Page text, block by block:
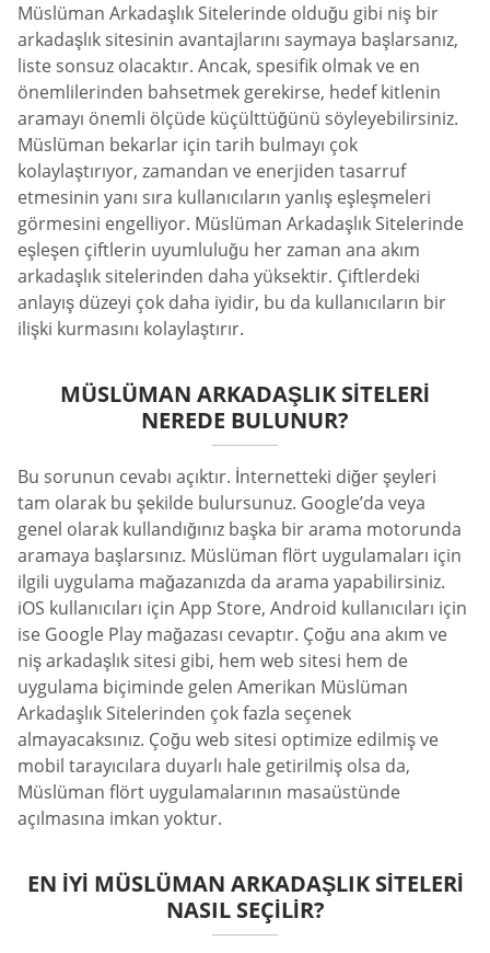
Müslüman Arkadaşlık Sitelerinde olduğu gibi niş bir
arkadaşlık sitesinin avantajlarını saymaya başlarsanız,
liste sonsuz olacaktır. Ancak, spesifik olmak ve en
önemlilerinden bahsetmek gerekirse, hedef kitlenin
aramayı önemli ölçüde küçülttüğünü söyleyebilirsiniz.
Müslüman bekarlar için tarih bulmayı çok
kolaylaştırıyor, zamandan ve enerjiden tasarruf
etmesinin yanı sıra kullanıcıların yanlış eşleşmeleri
görmesini engelliyor. Müslüman Arkadaşlık Sitelerinde
eşleşen çiftlerin uyumluluğu her zaman ana akım
arkadaşlık sitelerinden daha yüksektir. Çiftlerdeki
anlayış düzeyi çok daha iyidir, bu da kullanıcıların bir
ilişki kurmasını kolaylaştırır.
MÜSLÜMAN ARKADAŞLIK SITELERI
NEREDE BULUNUR?
Bu sorunun cevabı açıktır. İnternetteki diğer şeyleri
tam olarak bu şekilde bulursunuz. Google’da veya
genel olarak kullandığınız başka bir arama motorunda
aramaya başlarsınız. Müslüman flört uygulamaları için
ilgili uygulama mağazanızda da arama yapabilirsiniz.
iOS kullanıcıları için App Store, Android kullanıcıları için
ise Google Play mağazası cevaptır. Çoğu ana akım ve
niş arkadaşlık sitesi gibi, hem web sitesi hem de
uygulama biçiminde gelen Amerikan Müslüman
Arkadaşlık Sitelerinden çok fazla seçenek
almayacaksınız. Çoğu web sitesi optimize edilmiş ve
mobil tarayıcılara duyarlı hale getirilmiş olsa da,
Müslüman flört uygulamalarının masaüstünde
açılmasına imkan yoktur.
EN İYI MÜSLÜMAN ARKADAŞLIK SITELERI
NASIL SEÇILIR?